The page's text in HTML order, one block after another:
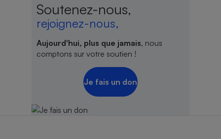
Soutenez-nous,
rejoignez-nous,
Aujourd'hui, plus que jamais, nous
comptons sur votre soutien !
Je fais un don